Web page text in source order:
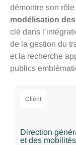
démontre son rôle
modélisation
clé dans
de la gestion du
et la recherche
publics
Client
Direction
et des mobilités